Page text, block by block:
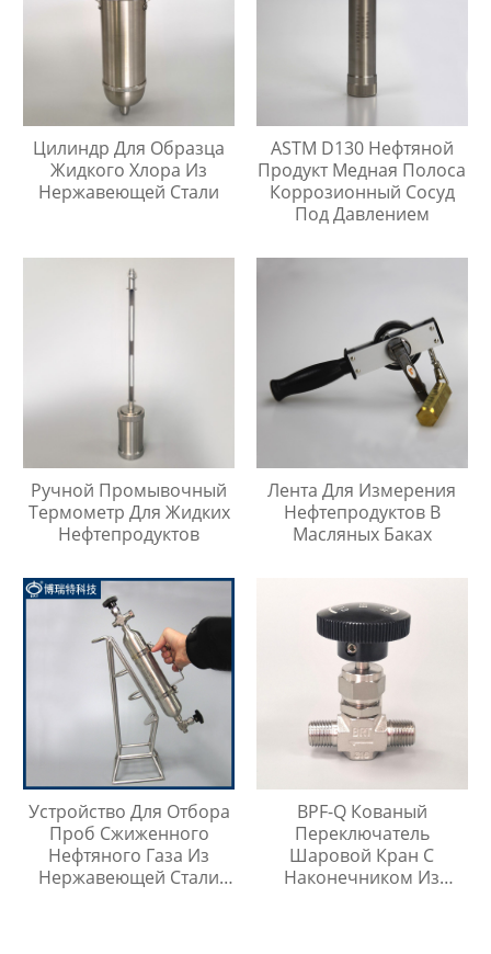
Цилиндр Для Образца
Жидкого Хлора Из
Нержавеющей Стали
ASTM D130 Нефтяной
Продукт Медная Полоса
Коррозионный Сосуд
Под Давлением
Ручной Промывочный
Термометр Для Жидких
Нефтепродуктов
Лента Для Измерения
Нефтепродуктов В
Масляных Баках
Устройство Для Отбора
Проб Сжиженного
Нефтяного Газа Из
Нержавеющей Стали
BPF-Q Кованый
Переключатель
Шаровой Кран С
Наконечником Из